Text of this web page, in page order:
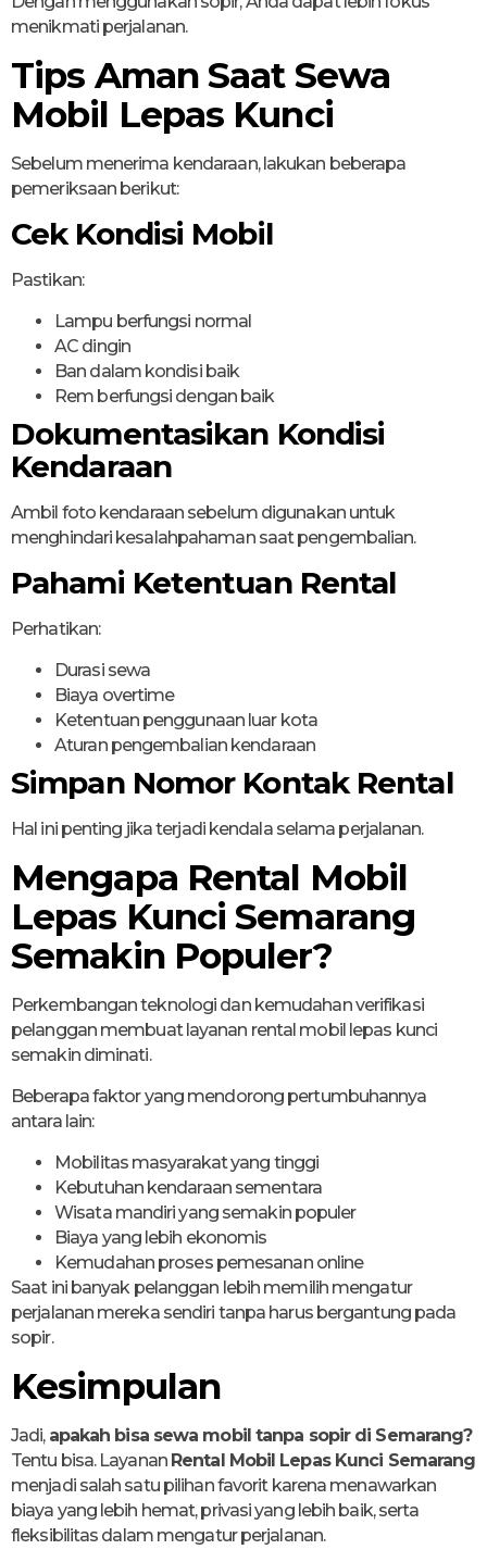
menikmati perjalanan.
Tips Aman Saat Sewa
Mobil Lepas Kunci
Sebelum menerima kendaraan, lakukan beberapa
pemeriksaan berikut:
Cek Kondisi Mobil
Pastikan:
Lampu berfungsi normal
AC dingin
Ban dalam kondisi baik
Rem berfungsi dengan baik
Dokumentasikan Kondisi
Kendaraan
Ambil foto kendaraan sebelum digunakan untuk
menghindari kesalahpahaman saat pengembalian.
Pahami Ketentuan Rental
Perhatikan:
Durasi sewa
Biaya overtime
Ketentuan penggunaan luar kota
Aturan pengembalian kendaraan
Simpan Nomor Kontak Rental
Hal ini penting jika terjadi kendala selama perjalanan.
Mengapa Rental Mobil
Lepas Kunci Semarang
Semakin Populer?
Perkembangan teknologi dan kemudahan verifikasi
pelanggan membuat layanan rental mobil lepas kunci
semakin diminati.
Beberapa faktor yang mendorong pertumbuhannya
antara lain:
Mobilitas masyarakat yang tinggi
Kebutuhan kendaraan sementara
Wisata mandiri yang semakin populer
Biaya yang lebih ekonomis
Kemudahan proses pemesanan online
Saat ini banyak pelanggan lebih memilih mengatur
perjalanan mereka sendiri tanpa harus bergantung pada
sopir.
Kesimpulan
Jadi, apakah bisa sewa mobil tanpa sopir di Semarang?
Tentu bisa. Layanan Rental Mobil Lepas Kunci Semarang
menjadi salah satu pilihan favorit karena menawarkan
biaya yang lebih hemat, privasi yang lebih baik, serta
fleksibilitas dalam mengatur perjalanan.